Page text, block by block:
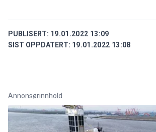
PUBLISERT: 19.01.2022 13:09
SIST OPPDATERT: 19.01.2022 13:08
Annonsørinnhold